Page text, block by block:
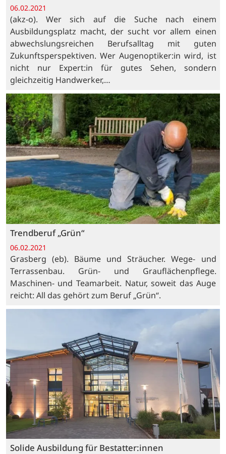
06.02.2021
(akz-o). Wer sich auf die Suche nach einem
Ausbildungsplatz macht, der sucht vor allem einen
abwechslungsreichen Berufsalltag mit guten
Zukunftsperspektiven. Wer Augenoptiker:in wird, ist
nicht nur Expert:in für gutes Sehen, sondern
gleichzeitig Handwerker,…
Trendberuf „Grün“
06.02.2021
Grasberg (eb). Bäume und Sträucher. Wege- und
Terrassenbau. Grün- und Grauflächenpflege.
Maschinen- und Teamarbeit. Natur, soweit das Auge
reicht: All das gehört zum Beruf „Grün“.
Solide Ausbildung für Bestatter:innen